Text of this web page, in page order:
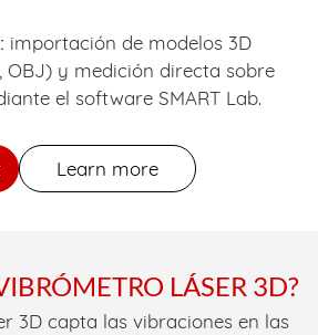
importación de modelos 3D
OBJ) y medición directa sobre
el software SMART Lab.
Learn more
LÁSER 3D?
3D capta las vibraciones en las